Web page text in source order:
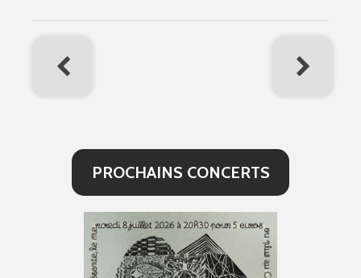
PROCHAINS CONCERTS